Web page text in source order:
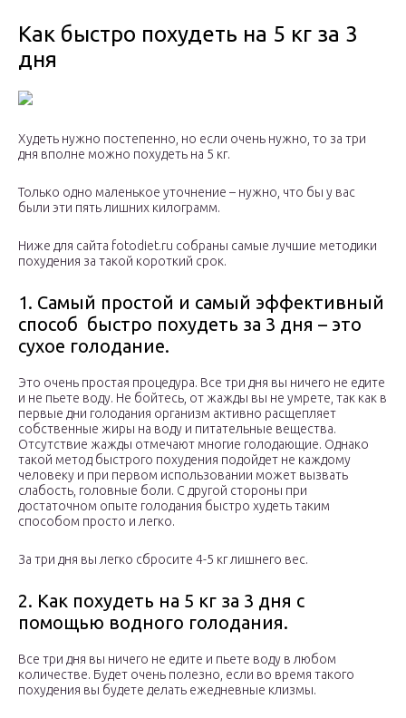
Как быстро похудеть на 5 кг за 3
дня
Худеть нужно постепенно, но если очень нужно, то за три
дня вполне можно похудеть на 5 кг.
Только одно маленькое уточнение – нужно, что бы у вас
были эти пять лишних килограмм.
Ниже для сайта fotodiet.ru собраны самые лучшие методики
похудения за такой короткий срок.
1. Самый простой и самый эффективный
способ быстро похудеть за 3 дня – это
сухое голодание.
Это очень простая процедура. Все три дня вы ничего не едите
и не пьете воду. Не бойтесь, от жажды вы не умрете, так как в
первые дни голодания организм активно расщепляет
собственные жиры на воду и питательные вещества.
Отсутствие жажды отмечают многие голодающие. Однако
такой метод быстрого похудения подойдет не каждому
человеку и при первом использовании может вызвать
слабость, головные боли. С другой стороны при
достаточном опыте голодания быстро худеть таким
способом просто и легко.
За три дня вы легко сбросите 4-5 кг лишнего вес.
2. Как похудеть на 5 кг за 3 дня с
помощью водного голодания.
Все три дня вы ничего не едите и пьете воду в любом
количестве. Будет очень полезно, если во время такого
похудения вы будете делать ежедневные клизмы.